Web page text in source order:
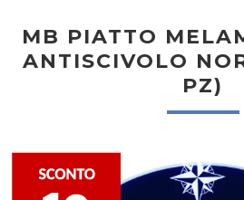
MB PIATTO
ANTISCIVOLO
PZ)